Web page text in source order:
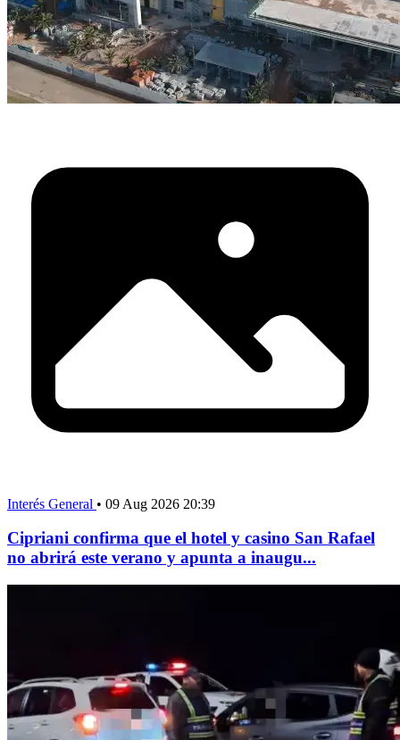
Interés General • 09 Aug 2026 20:39
Cipriani confirma que el hotel y casino San Rafael
no abrirá este verano y apunta a inaugu...